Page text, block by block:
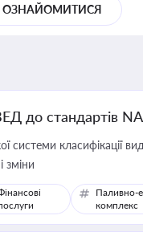
ОЗНАЙОМИТИСЯ
до стандартів
системи класифікації
зміни
Паливно-
комплекс